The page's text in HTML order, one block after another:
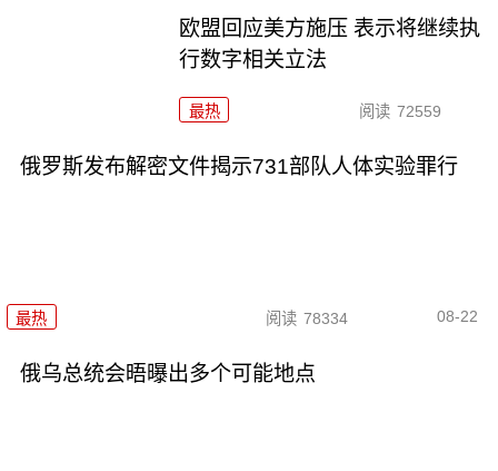
欧盟回应美方施压 表示将继续执
行数字相关立法
最热 阅读 72559
俄罗斯发布解密文件揭示731部队人体实验罪行
最热 阅读 78334 08-22
俄乌总统会晤曝出多个可能地点